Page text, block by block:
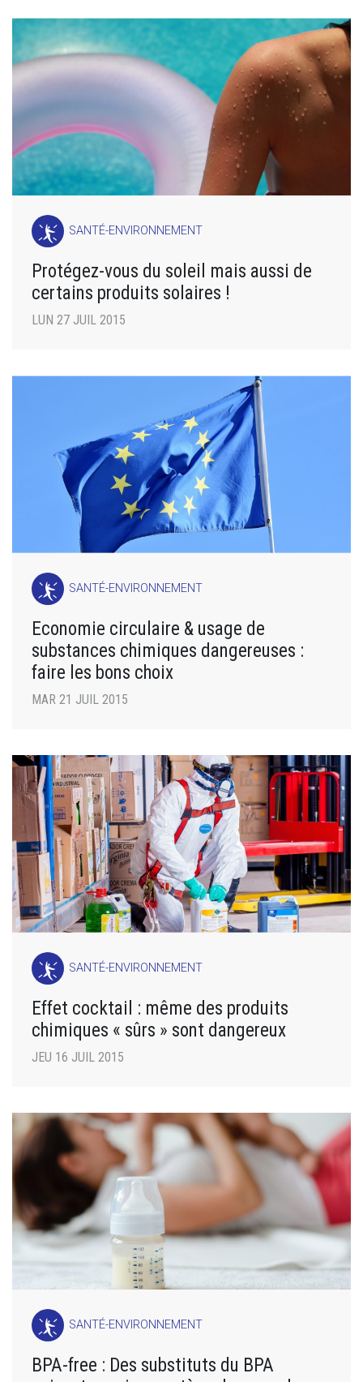
SANTÉ-ENVIRONNEMENT
Protégez-vous du soleil mais aussi de
certains produits solaires !
LUN 27 JUIL 2015
SANTÉ-ENVIRONNEMENT
Economie circulaire & usage de
substances chimiques dangereuses :
faire les bons choix
MAR 21 JUIL 2015
SANTÉ-ENVIRONNEMENT
Effet cocktail : même des produits
chimiques « sûrs » sont dangereux
JEU 16 JUIL 2015
SANTÉ-ENVIRONNEMENT
BPA-free : Des substituts du BPA